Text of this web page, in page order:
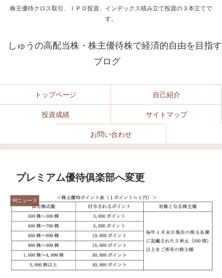
株主優待クロス取引、ＩＰＯ投資、インデックス積み立て投資の３本立てで
す。
しゅうの高配当株・株主優待株で経済的自由を目指す
ブログ
トップページ 自己紹介
投資成績 サイトマップ
お問い合わせ
プレミアム優待俱楽部へ変更
IRニュース